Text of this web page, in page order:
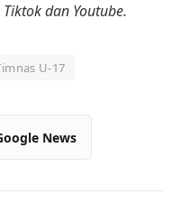
dan Youtube.
U-17
News